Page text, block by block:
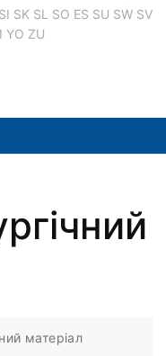
SI SK SL SO ES SU SW SV
YO ZU
матеріал